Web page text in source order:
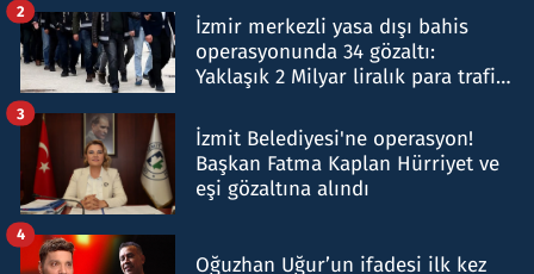
İzmir merkezli yasa dışı bahis
operasyonunda 34 gözaltı:
Yaklaşık 2 Milyar liralık para trafiği
2
İzmit Belediyesi'ne operasyon!
Başkan Fatma Kaplan Hürriyet ve
eşi gözaltına alındı
3
Oğuzhan Uğur’un ifadesi ilk kez
4